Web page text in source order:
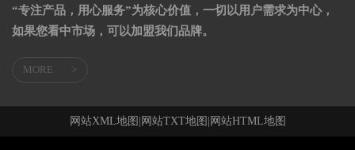
“专注产品，用心服务”为核心价值，一切以用户需求为中心，
如果您看中市场，可以加盟我们品牌。
MORE >
网站XML地图 网站TXT地图 网站HTML地图